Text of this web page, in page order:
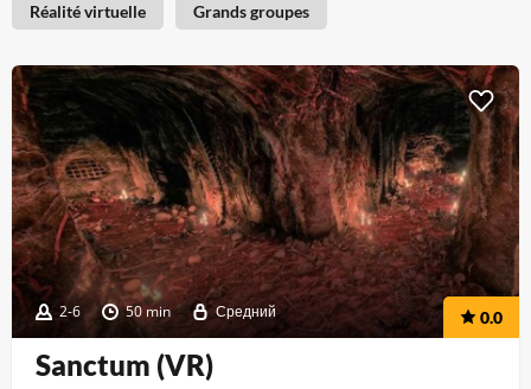
Réalité virtuelle Grands groupes
2-6 50 min Средний 0.0
Sanctum (VR)